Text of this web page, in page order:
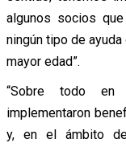
algunos socios
ningún tipo de
mayor edad”.
“Sobre todo
implementaron
y, en el ámbito